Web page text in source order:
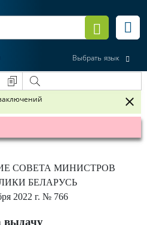
Выбрать язык
СОВЕТА МИНИСТРОВ
БЕЛАРУСЬ
2022 г. № 766
выдачу